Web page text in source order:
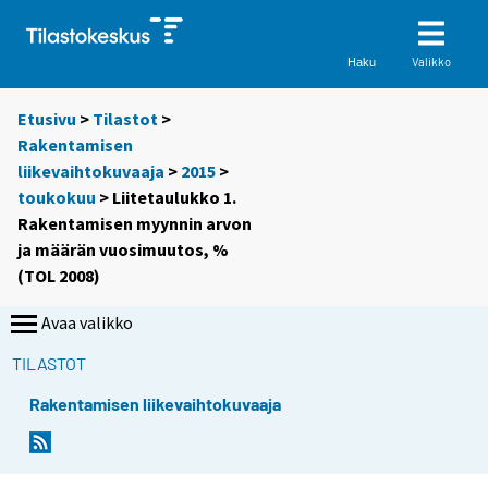
Haku Valikko
Etusivu > Tilastot >
Rakentamisen
liikevaihtokuvaaja > 2015 >
toukokuu > Liitetaulukko 1.
Rakentamisen myynnin arvon
ja määrän vuosimuutos, %
(TOL 2008)
Avaa valikko
TILASTOT
Rakentamisen liikevaihtokuvaaja